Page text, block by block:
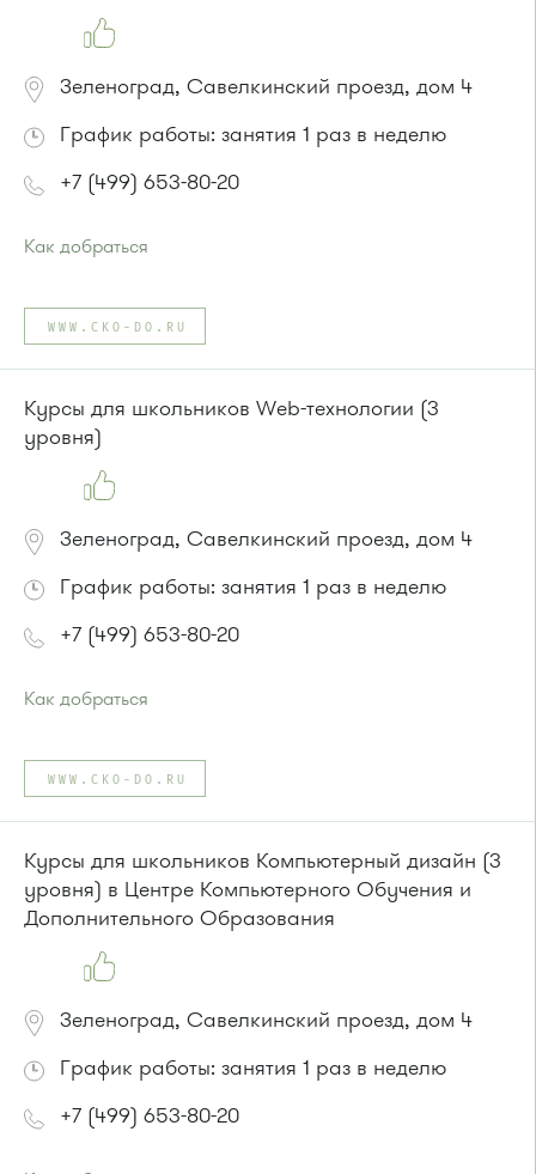
Зеленоград, Савелкинский проезд, дом 4
График работы: занятия 1 раз в неделю
+7 (499) 653-80-20
Как добраться
Автобусы № 2, 3, 9, 11, 19, 31, 32.
Маршрутка № 409м, 419м
или до остановки"Товары для дома":
Маршрутка № 408м, 419м, 476м
WWW.CKO-DO.RU
Курсы для школьников Web-технологии (3
уровня)
Зеленоград, Савелкинский проезд, дом 4
График работы: занятия 1 раз в неделю
+7 (499) 653-80-20
Как добраться
Автобусы № 2, 3, 9, 11, 19, 31, 32.
Маршрутка № 409м, 419м
или до остановки"Товары для дома":
Маршрутка № 408м, 419м, 476м
WWW.CKO-DO.RU
Курсы для школьников Компьютерный дизайн (3
уровня) в Центре Компьютерного Обучения и
Дополнительного Образования
Зеленоград, Савелкинский проезд, дом 4
График работы: занятия 1 раз в неделю
+7 (499) 653-80-20